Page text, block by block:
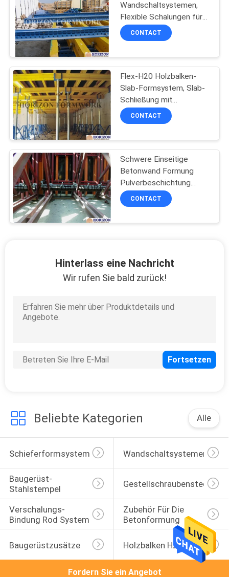
Wandschaltsystemen,
Flexible Schalungen für
Betonwand
CONTACT
Flex-H20 Holzbalken-
Slab-Formsystem, Slab-
Schließung mit
universellen
Kommentaren
CONTACT
Schwere Einseitige
Betonwand Formung
Pulverbeschichtung
Furface Kran Heben
Verschiebung
CONTACT
Hinterlass eine Nachricht
Wir rufen Sie bald zurück!
Beliebte Kategorien Alle
Schieferformsysteme Wandschaltsystemen
Baugerüst-
Stahlstempel
Verschalungs-
Bindung Rod System
Zubehör Für Die
Betonformung
Baugerüstzusätze Holzbalken H20
Fordern Sie ein Angebot